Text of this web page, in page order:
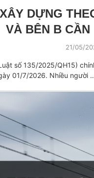
DỰNG
VÀ BÊN B
21/05/
số 135/2025/QH15)
01/7/2026. Nhiều người